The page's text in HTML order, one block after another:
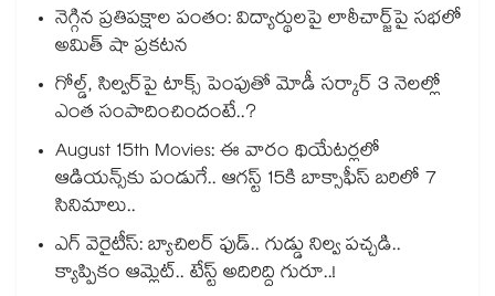
నెగ్గిన ప్రతిపక్షాల పంతం: విద్యార్థులపై లాఠీచార్జ్‎పై సభలో
అమిత్ షా ప్రకటన
గోల్డ్, సిల్వర్‌పై టాక్స్ పెంపుతో మోడీ సర్కార్ 3 నెలల్లో
ఎంత సంపాదించిందంటే..?
August 15th Movies: ఈ వారం థియేటర్లలో
ఆడియన్స్⁬కు పండుగే.. ఆగస్ట్ 15కి బాక్సాఫీస్ బరిలో 7
సినిమాలు..
ఎగ్ వెరైటీస్: బ్యాచిలర్ ఫుడ్.. గుడ్డు నిల్వ పచ్చడి..
క్యాప్పికం ఆమ్లెట్.. టేస్ట్ అదిరిద్ది గురూ..!